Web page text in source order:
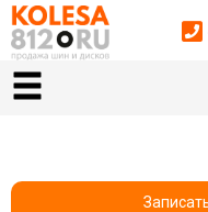
Главная